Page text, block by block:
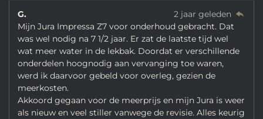
G.
2 jaar geleden
Mijn Jura Impressa Z7 voor onderhoud gebracht. Dat
was wel nodig na 7 1/2 jaar. Er zat de laatste tijd wel
wat meer water in de lekbak. Doordat er verschillende
onderdelen hoognodig aan vervanging toe waren,
werd ik daarvoor gebeld voor overleg, gezien de
meerkosten.
Akkoord gegaan voor de meerprijs en mijn Jura is weer
als nieuw en veel stiller vanwege de revisie. Alles keurig